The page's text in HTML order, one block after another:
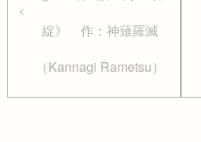
綻》 作：神薙羅滅
（Kannagi Rametsu）